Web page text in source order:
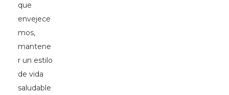
que
envejece
mos,
mantene
r un estilo
de vida
saludable